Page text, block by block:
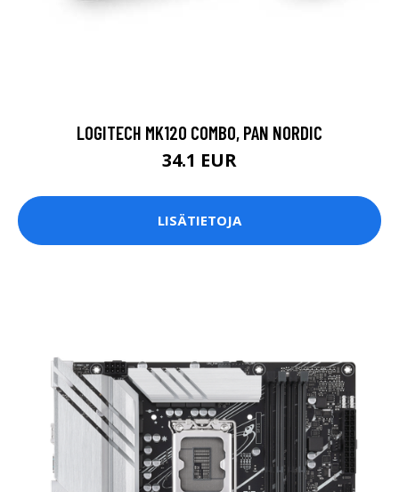
LOGITECH MK120 COMBO, PAN NORDIC
34.1 EUR
LISÄTIETOJA